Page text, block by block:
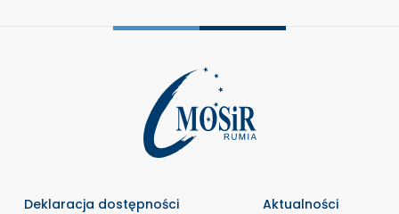
Deklaracja dostępności Aktualności